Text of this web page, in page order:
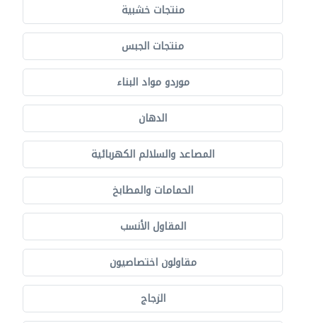
منتجات خشبية
منتجات الجبس
موردو مواد البناء
الدهان
المصاعد والسلالم الكهربائية
الحمامات والمطابخ
المقاول الأنسب
مقاولون اختصاصيون
الزجاج